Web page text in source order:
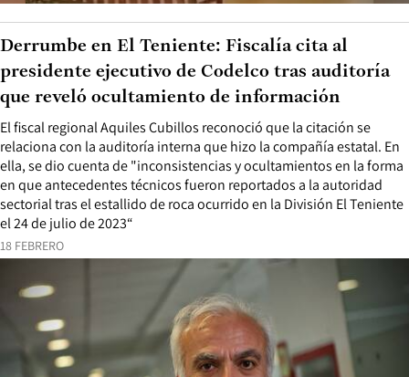
18 FEBRERO
El fiscal regional Aquiles Cubillos reconoció que la citación se
relaciona con la auditoría interna que hizo la compañía estatal. En
ella, se dio cuenta de "inconsistencias y ocultamientos en la forma
en que antecedentes técnicos fueron reportados a la autoridad
sectorial tras el estallido de roca ocurrido en la División El Teniente
el 24 de julio de 2023“
Derrumbe en El Teniente: Fiscalía cita al
presidente ejecutivo de Codelco tras auditoría
que reveló ocultamiento de información